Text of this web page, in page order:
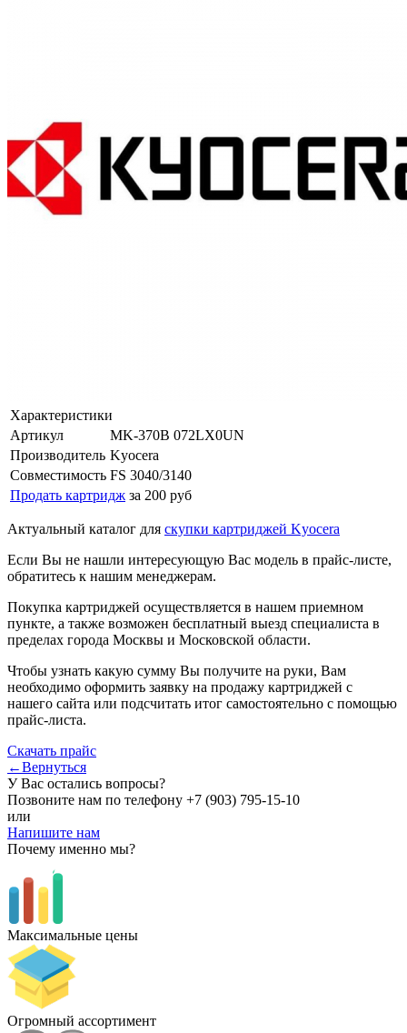
Характеристики
Артикул
MK-370B 072LX0UN
Производитель Kyocera
Совместимость FS 3040/3140
Продать картридж за 200 руб
Актуальный каталог для скупки картриджей Kyocera
Если Вы не нашли интересующую Вас модель в прайс-листе,
обратитесь к нашим менеджерам.
Покупка картриджей осуществляется в нашем приемном
пункте, а также возможен бесплатный выезд специалиста в
пределах города Москвы и Московской области.
Чтобы узнать какую сумму Вы получите на руки, Вам
необходимо оформить заявку на продажу картриджей с
нашего сайта или подсчитать итог самостоятельно с помощью
прайс-листа.
Скачать прайс
←Вернуться
У Вас остались вопросы?
Позвоните нам по телефону +7 (903) 795-15-10
или
Напишите нам
Почему именно мы?
Максимальные цены
Огромный ассортимент